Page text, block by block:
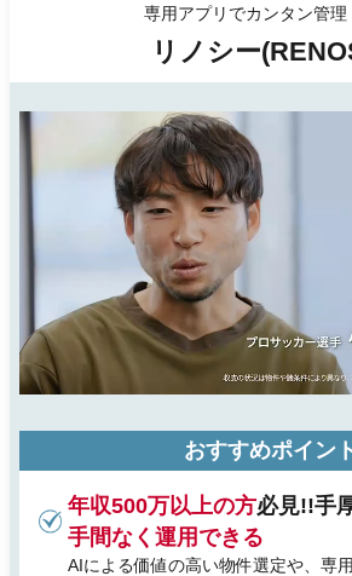
専用アプリでカンタン管理
リノシー
おすすめポイン
年収500万以上の方必見!!手
手間なく運用できる
AIによる価値の高い物件選定や、専